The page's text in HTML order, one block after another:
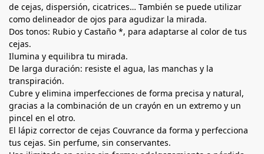
de cejas, dispersión, cicatrices… También se puede utilizar
como delineador de ojos para agudizar la mirada.
Dos tonos: Rubio y Castaño *, para adaptarse al color de tus
cejas.
Ilumina y equilibra tu mirada.
De larga duración: resiste el agua, las manchas y la
transpiración.
Cubre y elimina imperfecciones de forma precisa y natural,
gracias a la combinación de un crayón en un extremo y un
pincel en el otro.
El lápiz corrector de cejas Couvrance da forma y perfecciona
tus cejas. Sin perfume, sin conservantes.